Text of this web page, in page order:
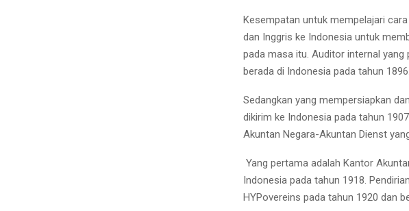
Kesempatan untuk mempelajari
dan Inggris ke Indonesia untuk
pada masa itu. Auditor internal
berada di Indonesia pada tahun 1896.
Sedangkan yang mempersiapkan
dikirim ke Indonesia pada tahun
Akuntan Negara-Akuntan Dienst
Yang pertama adalah Kantor
Indonesia pada tahun 1918.
HYPovereins pada tahun 1920 dan